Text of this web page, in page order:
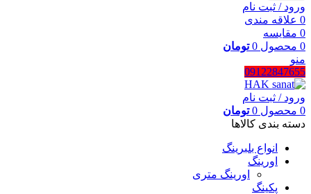
ورود / ثبت نام
0 علاقه مندی
0 مقایسه
0 محصول 0 تومان
منو
09122847655
ورود / ثبت نام
0 محصول 0 تومان
دسته بندی کالاها
انواع بلبرینگ
اورینگ
اورینگ متری
پکینگ